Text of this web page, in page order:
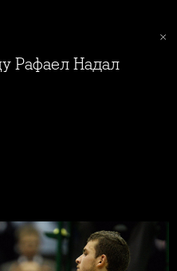
Рафаел Надал